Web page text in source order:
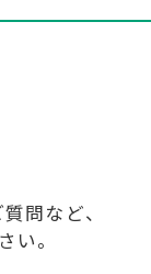
問など、
い。